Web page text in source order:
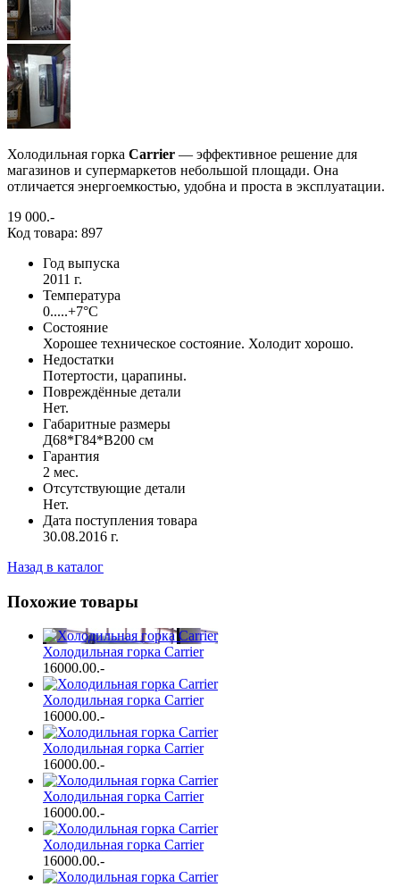
Холодильная горка Carrier — эффективное решение для
магазинов и супермаркетов небольшой площади. Она
отличается энергоемкостью, удобна и проста в эксплуатации.
19 000.-
Код товара: 897
Год выпуска
2011 г.
Температура
0.....+7°С
Состояние
Хорошее техническое состояние. Холодит хорошо.
Недостатки
Потертости, царапины.
Повреждённые детали
Нет.
Габаритные размеры
Д68*Г84*В200 см
Гарантия
2 мес.
Отсутствующие детали
Нет.
Дата поступления товара
30.08.2016 г.
Назад в каталог
Похожие товары
Холодильная горка Carrier
16000.00.-
Холодильная горка Carrier
16000.00.-
Холодильная горка Carrier
16000.00.-
Холодильная горка Carrier
16000.00.-
Холодильная горка Carrier
16000.00.-